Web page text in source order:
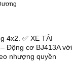
4x2. ✅ XE TẢI
Động cơ BJ413A với
nhượng quyền